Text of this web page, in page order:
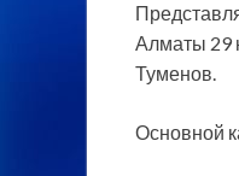
Алматы 29
Туменов.
Основной